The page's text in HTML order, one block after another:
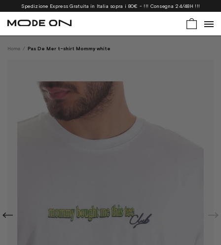
Spedizione Express Gratuita in Italia sopra i 80€ - !!! Consegna 24/48H !!!
Home / Pas De Mer t-shirt Mommy white